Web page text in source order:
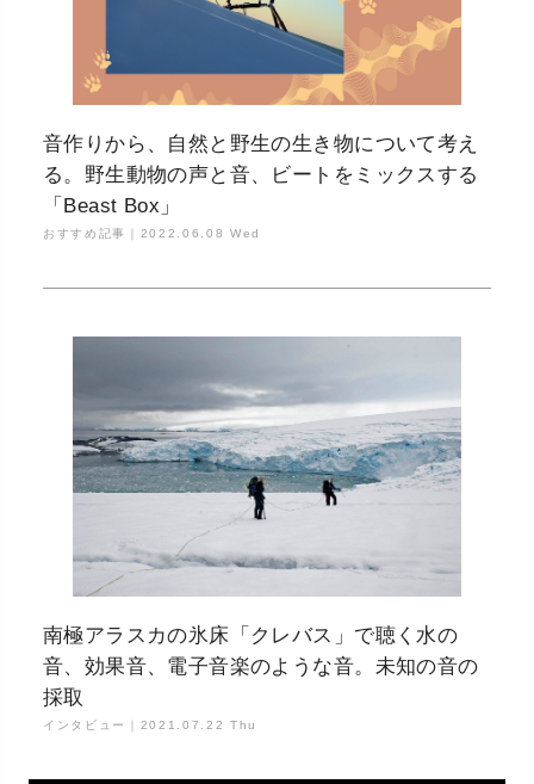
音作りから、自然と野生の生き物について考え
る。野生動物の声と音、ビートをミックスする
「Beast Box」
おすすめ記事｜ 2022.06.08 Wed
南極アラスカの氷床「クレバス」で聴く水の
音、効果音、電子音楽のような音。未知の音の
採取
インタビュー｜ 2021.07.22 Thu